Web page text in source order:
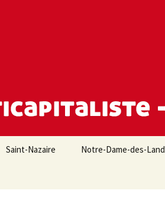
Saint-Nazaire Notre-Dame-des-